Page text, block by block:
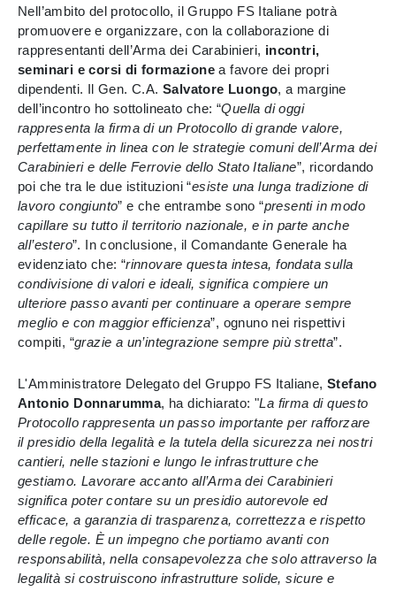
Nell’ambito del protocollo, il Gruppo FS Italiane potrà
promuovere e organizzare, con la collaborazione di
rappresentanti dell’Arma dei Carabinieri, incontri,
seminari e corsi di formazione a favore dei propri
dipendenti. Il Gen. C.A. Salvatore Luongo, a margine
dell’incontro ho sottolineato che: “Quella di oggi
rappresenta la firma di un Protocollo di grande valore,
perfettamente in linea con le strategie comuni dell’Arma dei
Carabinieri e delle Ferrovie dello Stato Italiane”, ricordando
poi che tra le due istituzioni “esiste una lunga tradizione di
lavoro congiunto” e che entrambe sono “presenti in modo
capillare su tutto il territorio nazionale, e in parte anche
all’estero”. In conclusione, il Comandante Generale ha
evidenziato che: “rinnovare questa intesa, fondata sulla
condivisione di valori e ideali, significa compiere un
ulteriore passo avanti per continuare a operare sempre
meglio e con maggior efficienza”, ognuno nei rispettivi
compiti, “grazie a un’integrazione sempre più stretta”.
L'Amministratore Delegato del Gruppo FS Italiane, Stefano
Antonio Donnarumma, ha dichiarato: "La firma di questo
Protocollo rappresenta un passo importante per rafforzare
il presidio della legalità e la tutela della sicurezza nei nostri
cantieri, nelle stazioni e lungo le infrastrutture che
gestiamo. Lavorare accanto all’Arma dei Carabinieri
significa poter contare su un presidio autorevole ed
efficace, a garanzia di trasparenza, correttezza e rispetto
delle regole. È un impegno che portiamo avanti con
responsabilità, nella consapevolezza che solo attraverso la
legalità si costruiscono infrastrutture solide, sicure e